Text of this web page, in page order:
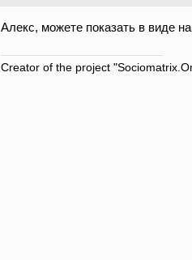
Алекс, можете показать в виде
Creator of the project